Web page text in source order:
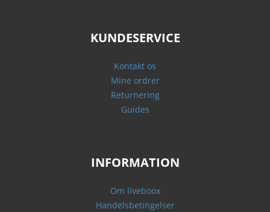
KUNDESERVICE
Kontakt os
Mine ordrer
Returnering
Guides
INFORMATION
Om liveboox
Handelsbetingelser